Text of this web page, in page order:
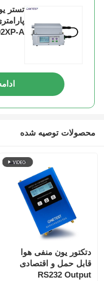
تستر
A
محصولات توصیه شده
دتکتور یون منفی هوا
قابل حمل و اقتصادی
RS232 Output